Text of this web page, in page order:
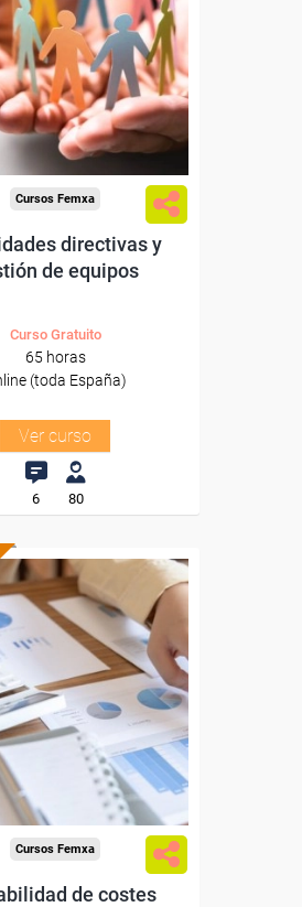
desempleados,
y autónomos.
Sector
-Administración.
Cursos Femxa
directivas y
de equipos
Curso Gratuito
65 horas
(toda España)
Ver curso
6 80
Formación 100%
subvencionada.
desempleados,
y autónomos.
Sector
-Administración.
Cursos Femxa
de costes